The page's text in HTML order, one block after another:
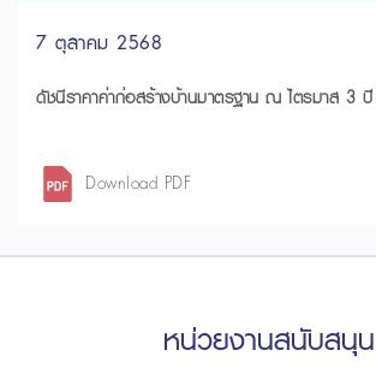
7 ตุลาคม 2568
ดัชนีราคาค่าก่อสร้างบ้านมาตรฐาน ณ ไตรมาส 3
Download PDF
หน่วยงานสนับสนุน